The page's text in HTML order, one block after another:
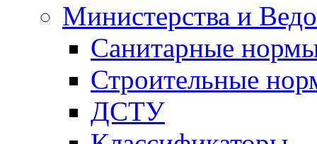
Министерства и
Санитарные
Строительные
ДСТУ